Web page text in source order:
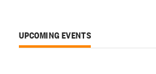
UPCOMING EVENTS